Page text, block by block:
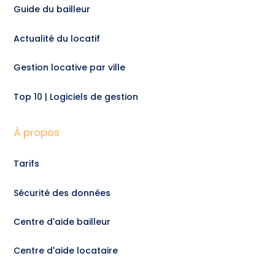
Guide du bailleur
Actualité du locatif
Gestion locative par ville
Top 10 | Logiciels de gestion
À propos
Tarifs
Sécurité des données
Centre d'aide bailleur
Centre d'aide locataire